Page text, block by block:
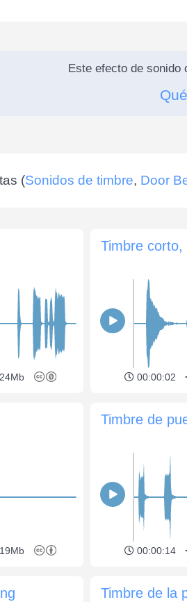
Este efecto de sonido
(Sonidos de timbre, Door
Timbre corto,
00:00:02
00:00:14
Timbre de la